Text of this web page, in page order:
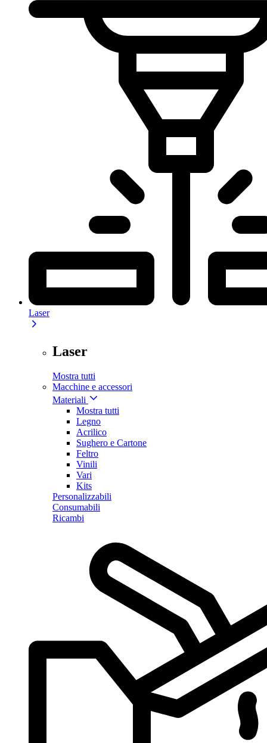
Laser
Laser
Mostra tutti
Macchine e accessori
Materiali
Mostra tutti
Legno
Acrilico
Sughero e Cartone
Feltro
Vinili
Vari
Kits
Personalizzabili
Consumabili
Ricambi